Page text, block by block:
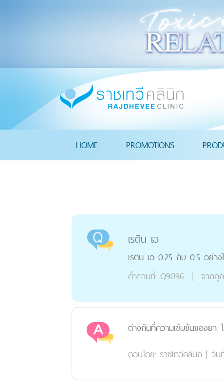
HOME PROMOTIONS
เรติน เอ
เรติน เอ 0.25 กับ 0.5 อย่าง
คำถามที่: Q9096 | จาก
ต่างกันที่ความเข้มข้นของยา
ตอบโดย: ราชเทวีคลินิก | วัน